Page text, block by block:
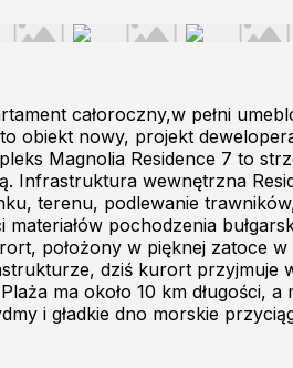
całoroczny,w pełni
obiekt nowy, projekt
Magnolia Residence 7 to
Infrastruktura wewnętrzna
terenu, podlewanie
pochodzenia
położony w pięknej zatoce w
dziś kurort przyjmuje
ma około 10 km długości,
i gładkie dno morskie